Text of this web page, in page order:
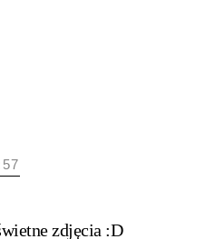
zdjęcia :D